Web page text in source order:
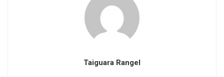
Taiguara Rangel